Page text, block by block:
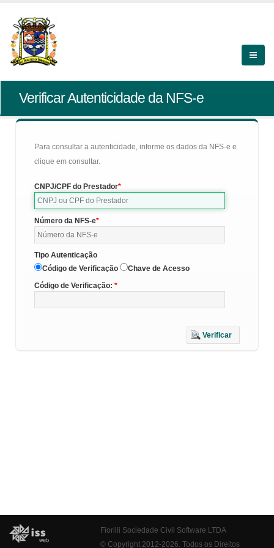
Verificar Autenticidade da NFS-e
Para consultar a autenticidade, informe os dados da NFS-e e
clique em consultar.
CNPJ/CPF do Prestador
Número da NFS-e
Tipo Autenticação
Código de Verificação
Chave de Acesso
Código de Verificação:
Verificar
Fiorilli Sociedade Civil Software LTDA
© Copyright 2012-2026. Todos os Direitos